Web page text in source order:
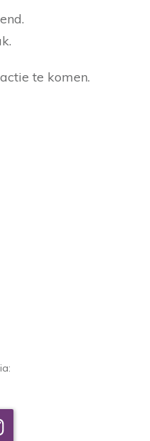
te komen.